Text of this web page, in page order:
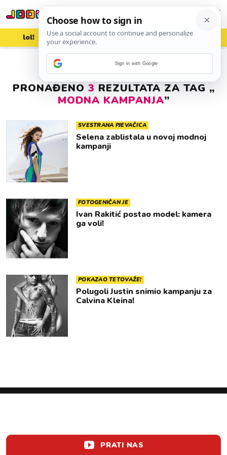
lol! aww vrh! woot?!
PRONAĐENO 3 REZULTATA ZA TAG „
MODNA KAMPANJA”
SVESTRANA PJEVAČICA
Selena zablistala u novoj modnoj
kampanji
FOTOGENIČAN JE
Ivan Rakitić postao model: kamera
ga voli!
POKAZAO TETOVAŽE!
Polugoli Justin snimio kampanju za
Calvina Kleina!
PRATI NAS
Sign in with Google